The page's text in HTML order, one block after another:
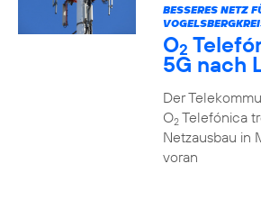
BESSERES NETZ
O2
5G nach
Der
O2Telefónica
Netzausbau in
voran